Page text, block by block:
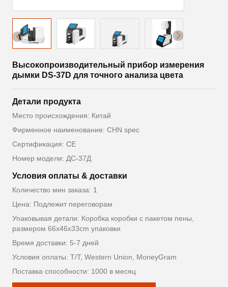
Высокопроизводительный прибор измерения
дымки DS-37D для точного анализа цвета
Детали продукта
Место происхождения: Китай
Фирменное наименование: CHN spec
Сертификация: CE
Номер модели: ДС-37Д
Условия оплаты & доставки
Количество мин заказа: 1
Цена: Подлежит переговорам
Упаковывая детали: Коробка коробки с пакетом пены,
размером 66x46x33cm упаковки
Время доставки: 5-7 дней
Условия оплаты: T/T, Western Union, MoneyGram
Поставка способности: 1000 в месяц